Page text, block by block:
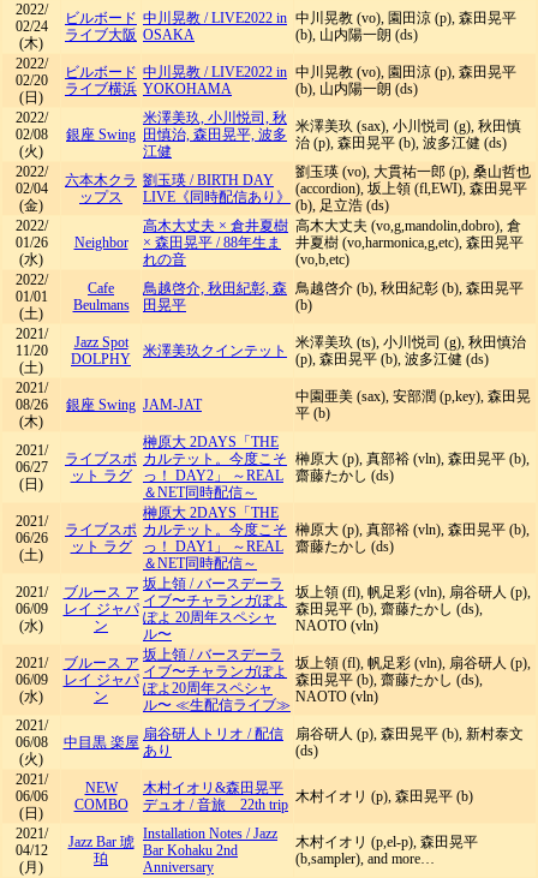
2022/
02/24
(木)
ビルボード
ライブ大阪
中川晃教 /LIVE2022 in
OSAKA
中川晃教 (vo), 園田涼 (p), 森田晃平
(b), 山内陽一朗 (ds)
2022/
02/20
(日)
ビルボード
ライブ横浜
中川晃教 /LIVE2022 in
YOKOHAMA
中川晃教 (vo), 園田涼 (p), 森田晃平
(b), 山内陽一朗 (ds)
2022/
02/08
(火)
銀座 Swing
米澤美玖, 小川悦司, 秋
田慎治, 森田晃平, 波多
江健
米澤美玖 (sax), 小川悦司 (g), 秋田慎
治 (p), 森田晃平 (b), 波多江健 (ds)
2022/
02/04
(金)
六本木クラ
ップス
劉玉瑛 /BIRTH DAY
LIVE《同時配信あり》
劉玉瑛 (vo), 大貫祐一郎 (p), 桑山哲也
(accordion), 坂上領 (fl,EWI), 森田晃平
(b), 足立浩 (ds)
2022/
01/26
(水)
Neighbor
高木大丈夫 × 倉井夏樹
× 森田晃平 /88年生ま
れの音
高木大丈夫 (vo,g,mandolin,dobro), 倉
井夏樹 (vo,harmonica,g,etc), 森田晃平
(vo,b,etc)
2022/
01/01
(土)
Cafe
Beulmans
鳥越啓介, 秋田紀彰, 森
田晃平
鳥越啓介 (b), 秋田紀彰 (b), 森田晃平
(b)
2021/
11/20
(土)
Jazz Spot
DOLPHY
米澤美玖クインテット
米澤美玖 (ts), 小川悦司 (g), 秋田慎治
(p), 森田晃平 (b), 波多江健 (ds)
2021/
08/26
(木)
銀座 Swing JAM-JAT
中園亜美 (sax), 安部潤 (p,key), 森田晃
平 (b)
2021/
06/27
(日)
ライブスポ
ット ラグ
榊原大 2DAYS「THE
カルテット。今度こそ
っ！ DAY2」 ～REAL
＆NET同時配信～
榊原大 (p), 真部裕 (vln), 森田晃平 (b),
齋藤たかし (ds)
2021/
06/26
(土)
ライブスポ
ット ラグ
榊原大 2DAYS「THE
カルテット。今度こそ
っ！ DAY1」 ～REAL
＆NET同時配信～
榊原大 (p), 真部裕 (vln), 森田晃平 (b),
齋藤たかし (ds)
2021/
06/09
(水)
ブルース ア
レイ ジャパ
ン
坂上領 /バースデーラ
イブ〜チャランガぽよ
ぽよ 20周年スペシャ
ル〜
坂上領 (fl), 帆足彩 (vln), 扇谷研人 (p),
森田晃平 (b), 齋藤たかし (ds),
NAOTO (vln)
2021/
06/09
(水)
ブルース ア
レイ ジャパ
ン
坂上領 /バースデーラ
イブ〜チャランガぽよ
ぽよ20周年スペシャ
ル〜 ≪生配信ライブ≫
坂上領 (fl), 帆足彩 (vln), 扇谷研人 (p),
森田晃平 (b), 齋藤たかし (ds),
NAOTO (vln)
2021/
06/08
(火)
中目黒 楽屋 扇谷研人トリオ /配信
あり
扇谷研人 (p), 森田晃平 (b), 新村泰文
(ds)
2021/
06/06
(日)
NEW
COMBO
木村イオリ&森田晃平
デュオ /音旅 22th trip 木村イオリ (p), 森田晃平 (b)
2021/
04/12
(月)
Jazz Bar 琥
珀
Installation Notes /Jazz
Bar Kohaku 2nd
Anniversary
木村イオリ (p,el-p), 森田晃平
(b,sampler), and more…